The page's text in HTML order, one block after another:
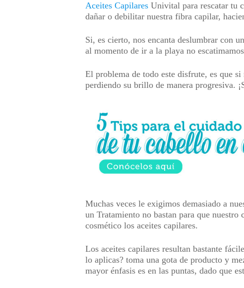
Aceites Capilares Univital para rescatar tu
dañar o debilitar nuestra fibra capilar,
Si, es cierto, nos encanta deslumbrar con
al momento de ir a la playa no
El problema de todo este disfrute, es que
perdiendo su brillo de manera progresiva.
Muchas veces le exigimos demasiado a
un Tratamiento no bastan para que
cosmético los aceites capilares.
Los aceites capilares resultan bastante
lo aplicas? toma una gota de producto y
mayor énfasis es en las puntas, dado que